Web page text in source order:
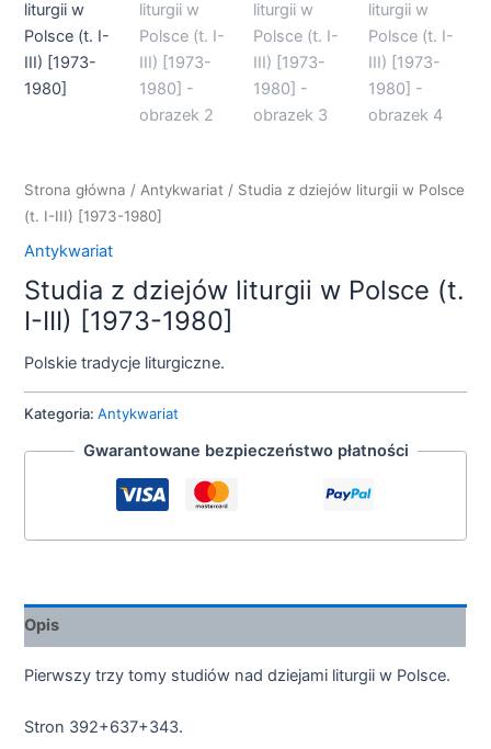
Strona główna / Antykwariat / Studia z dziejów liturgii w Polsce
(t. I-III) [1973-1980]
Antykwariat
Studia z dziejów liturgii w Polsce (t.
I-III) [1973-1980]
Polskie tradycje liturgiczne.
Kategoria:Antykwariat
Gwarantowane bezpieczeństwo płatności
Opis
Pierwszy trzy tomy studiów nad dziejami liturgii w Polsce.
Stron 392+637+343.